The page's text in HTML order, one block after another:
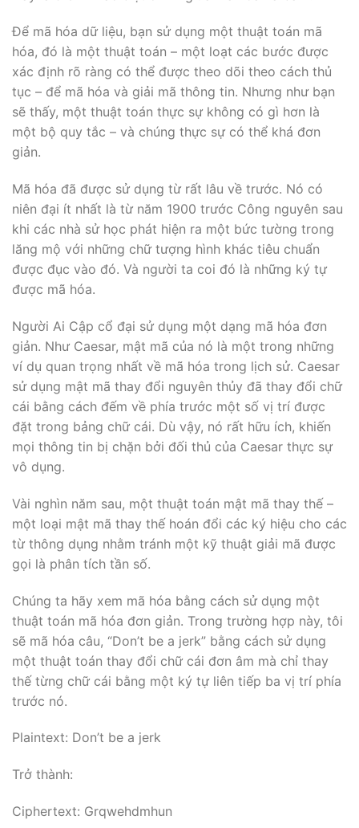
Để mã hóa dữ liệu, bạn sử dụng một thuật toán mã
hóa, đó là một thuật toán – một loạt các bước được
xác định rõ ràng có thể được theo dõi theo cách thủ
tục – để mã hóa và giải mã thông tin. Nhưng như bạn
sẽ thấy, một thuật toán thực sự không có gì hơn là
một bộ quy tắc – và chúng thực sự có thể khá đơn
giản.
Mã hóa đã được sử dụng từ rất lâu về trước. Nó có
niên đại ít nhất là từ năm 1900 trước Công nguyên sau
khi các nhà sử học phát hiện ra một bức tường trong
lăng mộ với những chữ tượng hình khác tiêu chuẩn
được đục vào đó. Và người ta coi đó là những ký tự
được mã hóa.
Người Ai Cập cổ đại sử dụng một dạng mã hóa đơn
giản. Như Caesar, mật mã của nó là một trong những
ví dụ quan trọng nhất về mã hóa trong lịch sử. Caesar
sử dụng mật mã thay đổi nguyên thủy đã thay đổi chữ
cái bằng cách đếm về phía trước một số vị trí được
đặt trong bảng chữ cái. Dù vậy, nó rất hữu ích, khiến
mọi thông tin bị chặn bởi đối thủ của Caesar thực sự
vô dụng.
Vài nghìn năm sau, một thuật toán mật mã thay thế –
một loại mật mã thay thế hoán đổi các ký hiệu cho các
từ thông dụng nhằm tránh một kỹ thuật giải mã được
gọi là phân tích tần số.
Chúng ta hãy xem mã hóa bằng cách sử dụng một
thuật toán mã hóa đơn giản. Trong trường hợp này, tôi
sẽ mã hóa câu, “Don’t be a jerk” bằng cách sử dụng
một thuật toán thay đổi chữ cái đơn âm mà chỉ thay
thế từng chữ cái bằng một ký tự liên tiếp ba vị trí phía
trước nó.
Plaintext: Don’t be a jerk
Trở thành:
Ciphertext: Grqwehdmhun